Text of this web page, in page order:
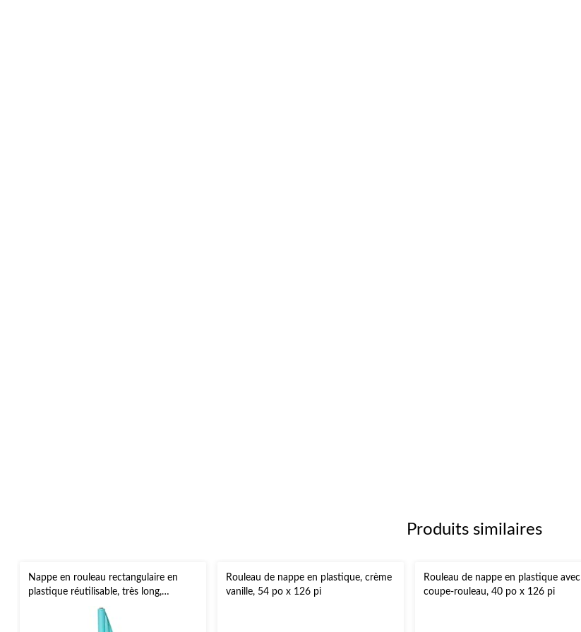
Produits similaires
Nappe en rouleau rectangulaire en
plastique réutilisable, très long,
couleurs variées, 40 x 250 pi, pour
Noël, Action de grâce, jour de l'An,
Rouleau de nappe en plastique, crème
vanille, 54 po x 126 pi
Rouleau de nappe en plastique avec
coupe-rouleau, 40 po x 126 pi